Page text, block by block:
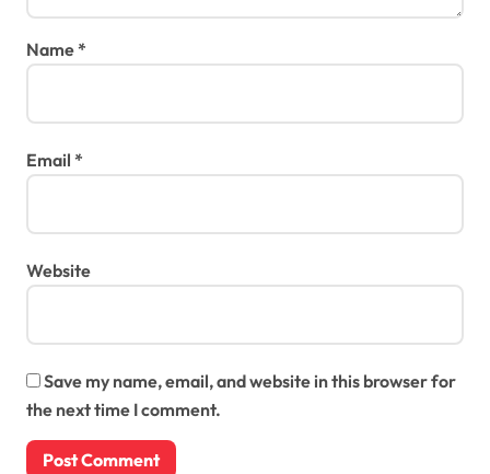
Name*
Email *
Website
Save my name, email, and website in this browser for
the next time I comment.